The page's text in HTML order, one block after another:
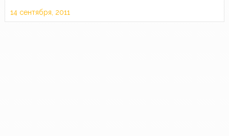
14 сентября, 2011